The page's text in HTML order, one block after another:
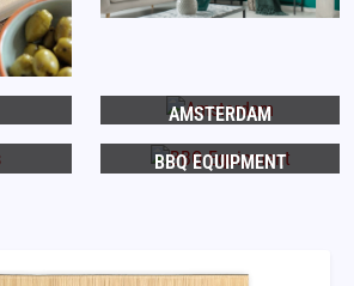
AMSTERDAM
BBQ EQUIPMENT